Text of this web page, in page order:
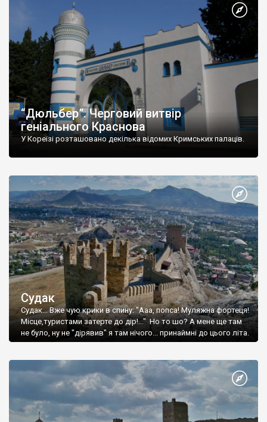
“Дюльбер”. Черговий витвір
геніального Краснова
У Кореїзі розташовано декілька відомих Кримських палаців.
Судак
Судак... Вже чую крики в спину: "Ааа, попса! Муляжна фортеця!
Місце,туристами затерте до дір!..." Но то шо? А мене ще там
не було, ну не "дірявив" я там нічого... принаймні до цього літа.